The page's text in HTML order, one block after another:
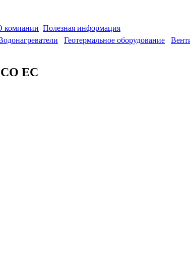
компании Полезная информация
Геотермальное оборудование
EC